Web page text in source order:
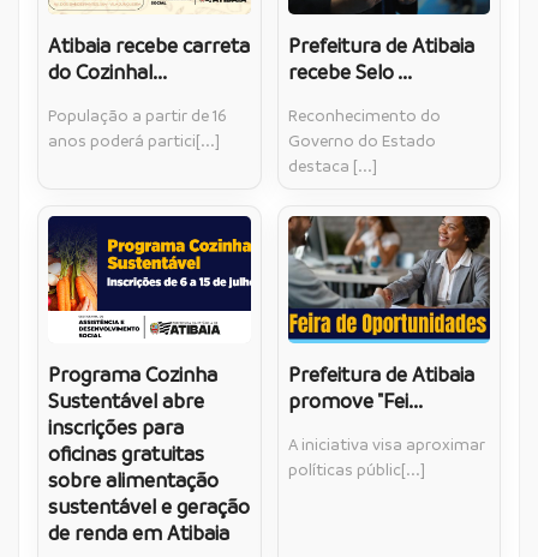
Atibaia recebe carreta
do Cozinhal...
População a partir de 16
anos poderá partici[...]
Prefeitura de Atibaia
recebe Selo ...
Reconhecimento do
Governo do Estado
destaca [...]
Programa Cozinha
Sustentável abre
inscrições para
oficinas gratuitas
sobre alimentação
sustentável e geração
de renda em Atibaia
Prefeitura de Atibaia
promove "Fei...
A iniciativa visa aproximar
políticas públic[...]